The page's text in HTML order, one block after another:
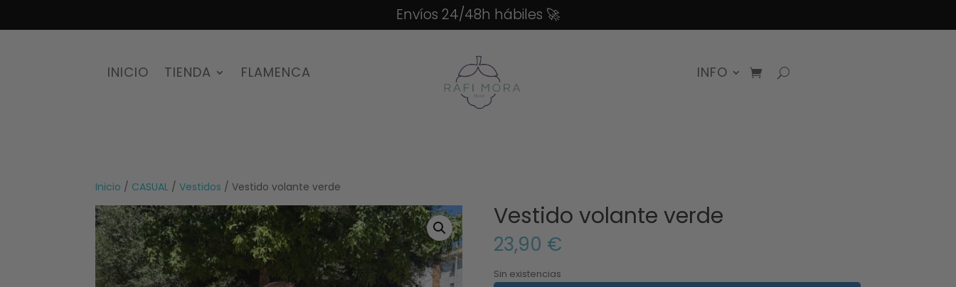
Envíos 24/48h hábiles 🚀
INICIO TIENDA FLAMENCA INFO
Inicio / CASUAL /Vestidos / Vestido volante verde
Vestido volante verde
23,90 €
Sin existencias